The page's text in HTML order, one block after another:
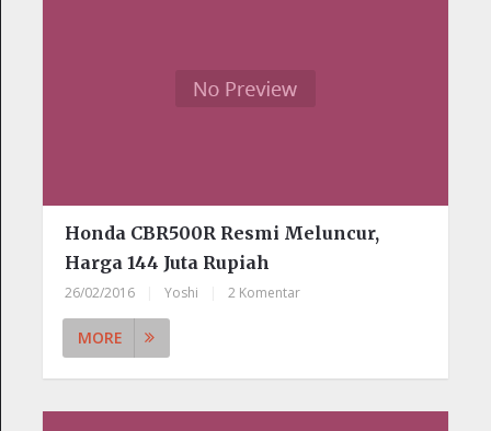
Honda CBR500R Resmi Meluncur,
Harga 144 Juta Rupiah
26/02/2016 Yoshi 2 Komentar
MORE